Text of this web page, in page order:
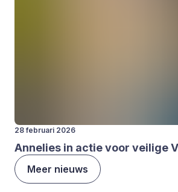
28 februari 2026
Anne­lies in actie voor vei­li­ge
Meer nieuws